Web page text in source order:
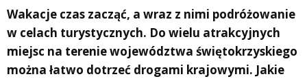
Wakacje czas zacząć, a wraz z nimi podróżowanie
w celach turystycznych. Do wielu atrakcyjnych
miejsc na terenie województwa świętokrzyskiego
można łatwo dotrzeć drogami krajowymi. Jakie